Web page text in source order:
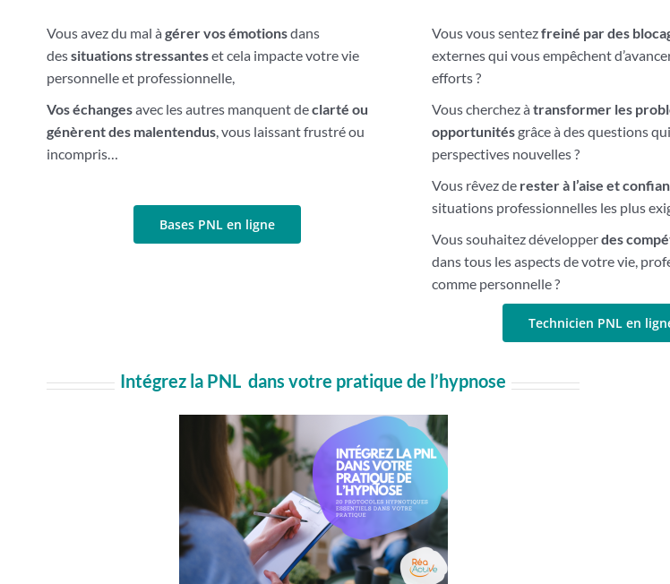
Vous avez du mal à gérer vos émotionsdans
dessituations stressanteset cela impacte votre vie
personnelle et professionnelle,
Vos échangesavec les autres manquent declarté ou
génèrent des malentendus, vous laissant frustré ou
incompris…
Bases PNL en ligne
Vous vous sentezfreiné par des
externes qui vous empêchent
efforts ?
Vous cherchez à transformer les
opportunitésgrâce à des questions
perspectives nouvelles ?
Vous rêvez de rester à l’aise et
situations professionnelles les plus
Vous souhaitez développerdes
dans tous les aspects de votre vie,
comme personnelle ?
Technicien PNL en
Intégrez la PNL dans votre pratique de l’hypnose